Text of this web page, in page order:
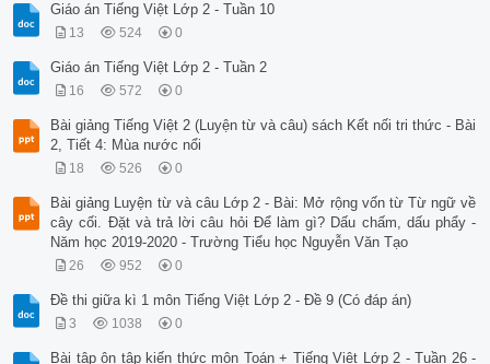
Giáo án Tiếng Việt Lớp 2 - Tuần 10
13 524 0
Giáo án Tiếng Việt Lớp 2 - Tuần 2
16 572 0
Bài giảng Tiếng Việt 2 (Luyện từ và câu) sách Kết nối tri thức - Bài
2, Tiết 4: Mùa nước nổi
18 526 0
Bài giảng Luyện từ và câu Lớp 2 - Bài: Mở rộng vốn từ Từ ngữ về
cây cối. Đặt và trả lời câu hỏi Để làm gì? Dấu chấm, dấu phẩy -
Năm học 2019-2020 - Trường Tiểu học Nguyễn Văn Tạo
26 952 0
Đề thi giữa kì 1 môn Tiếng Việt Lớp 2 - Đề 9 (Có đáp án)
3 1038 0
Bài tập ôn tập kiến thức môn Toán + Tiếng Việt Lớp 2 - Tuần 26 -